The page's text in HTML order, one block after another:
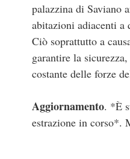
palazzina di Saviano
abitazioni adiacenti a
Ciò soprattutto a
garantire la
costante delle forze
Aggiornamento. *È
estrazione in corso*.